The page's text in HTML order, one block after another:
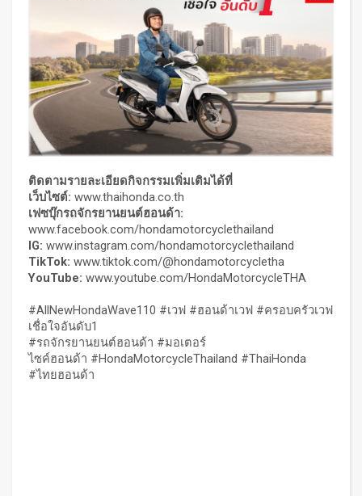
ติดตามรายละเอียดกิจกรรมเพิ่มเติมได้ที่
เว็บไซต์: www.thaihonda.co.th
เฟซบุ๊กรถจักรยานยนต์ฮอนด้า:
www.facebook.com/hondamotorcyclethailand
IG: www.instagram.com/hondamotorcyclethailand
TikTok: www.tiktok.com/@hondamotorcycletha
YouTube: www.youtube.com/HondaMotorcycleTHA
#AllNewHondaWave110 #เวฟ #ฮอนด้าเวฟ #ครอบครัวเวฟ
เชื่อใจอันดับ1
#รถจักรยานยนต์ฮอนด้า #มอเตอร์
ไซค์ฮอนด้า #HondaMotorcycleThailand #ThaiHonda
#ไทยฮอนด้า